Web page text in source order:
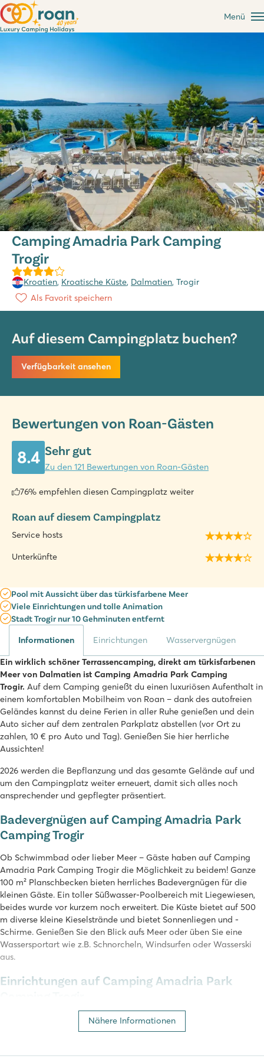
Menü
Camping Amadria Park Camping
Trogir
Kroatien, Kroatische Küste, Dalmatien, Trogir
Als Favorit speichern
Auf diesem Campingplatz buchen?
Verfügbarkeit ansehen
Bewertungen von Roan-Gästen
8.4 Sehr gut
Zu den 121 Bewertungen von Roan-Gästen
76% empfehlen diesen Campingplatz weiter
Roan auf diesem Campingplatz
Service hosts
Unterkünfte
Pool mit Aussicht über das türkisfarbene Meer
Viele Einrichtungen und tolle Animation
Stadt Trogir nur 10 Gehminuten entfernt
Informationen Einrichtungen Wasservergnügen
Ein wirklich schöner Terrassencamping, direkt am türkisfarbenen
Meer von Dalmatien ist Camping Amadria Park Camping
Trogir. Auf dem Camping genießt du einen luxuriösen Aufenthalt in
einem komfortablen Mobilheim von Roan – dank des autofreien
Geländes kannst du deine Ferien in aller Ruhe genießen und dein
Auto sicher auf dem zentralen Parkplatz abstellen (vor Ort zu
zahlen, 10 € pro Auto und Tag). Genießen Sie hier herrliche
Aussichten!
2026 werden die Bepflanzung und das gesamte Gelände auf und
um den Campingplatz weiter erneuert, damit sich alles noch
ansprechender und gepflegter präsentiert.
Badevergnügen auf Camping Amadria Park
Camping Trogir
Ob Schwimmbad oder lieber Meer – Gäste haben auf Camping
Amadria Park Camping Trogir die Möglichkeit zu beidem! Ganze
100 m² Planschbecken bieten herrliches Badevergnügen für die
kleinen Gäste. Ein toller Süßwasser-Poolbereich mit Liegewiesen,
beides wurde vor kurzem noch erweitert. Die Küste bietet auf 500
m diverse kleine Kieselstrände und bietet Sonnenliegen und -
Schirme. Genießen Sie den Blick aufs Meer oder üben Sie eine
Wassersportart wie z.B. Schnorcheln, Windsurfen oder Wasserski
aus.
Einrichtungen auf Camping Amadria Park
Viel Spielespaß wird vom engagierten Animationsteam geboten.
Wer auf eigene Faust aktiv sein möchte, der kann mit einem
(Tisch-)Tennis spielen. Die jungen Gäste können sich auf einem der
Nähere Informationen